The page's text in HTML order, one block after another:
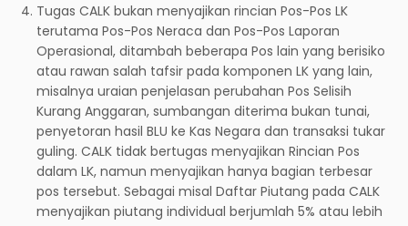
Tugas CALK bukan menyajikan rincian Pos-Pos LK
terutama Pos-Pos Neraca dan Pos-Pos Laporan
Operasional, ditambah beberapa Pos lain yang berisiko
atau rawan salah tafsir pada komponen LK yang lain,
misalnya uraian penjelasan perubahan Pos Selisih
Kurang Anggaran, sumbangan diterima bukan tunai,
penyetoran hasil BLU ke Kas Negara dan transaksi tukar
guling. CALK tidak bertugas menyajikan Rincian Pos
dalam LK, namun menyajikan hanya bagian terbesar
pos tersebut. Sebagai misal Daftar Piutang pada CALK
menyajikan piutang individual berjumlah 5% atau lebih